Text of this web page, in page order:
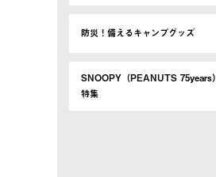
防災！備えるキャンプグッズ
SNOOPY（PEANUTS 75years）
特集